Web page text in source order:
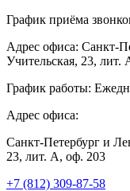
График приёма
Адрес офиса: Санкт-
Учительская, 23, лит.
График работы:
Адрес офиса:
Санкт-Петербург и
23, лит. А, оф. 203
+7 (812) 309-87-58